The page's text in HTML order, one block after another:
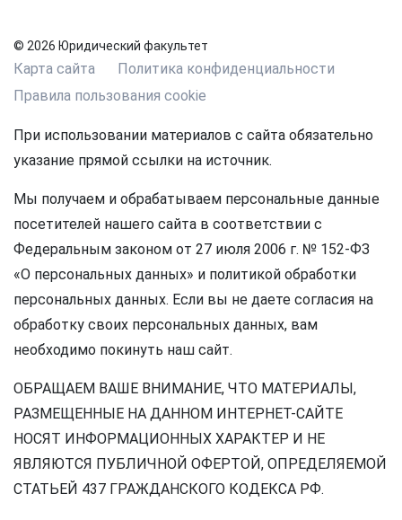
© 2026 Юридический факультет
Карта сайта
Политика конфиденциальности
Правила пользования cookie
При использовании материалов с сайта обязательно
указание прямой ссылки на источник.
Мы получаем и обрабатываем персональные данные
посетителей нашего сайта в соответствии с
Федеральным законом от 27 июля 2006 г. № 152-ФЗ
«О персональных данных» и политикой обработки
персональных данных. Если вы не даете согласия на
обработку своих персональных данных, вам
необходимо покинуть наш сайт.
ОБРАЩАЕМ ВАШЕ ВНИМАНИЕ, ЧТО МАТЕРИАЛЫ,
РАЗМЕЩЕННЫЕ НА ДАННОМ ИНТЕРНЕТ-САЙТЕ
НОСЯТ ИНФОРМАЦИОННЫХ ХАРАКТЕР И НЕ
ЯВЛЯЮТСЯ ПУБЛИЧНОЙ ОФЕРТОЙ, ОПРЕДЕЛЯЕМОЙ
СТАТЬЕЙ 437 ГРАЖДАНСКОГО КОДЕКСА РФ.